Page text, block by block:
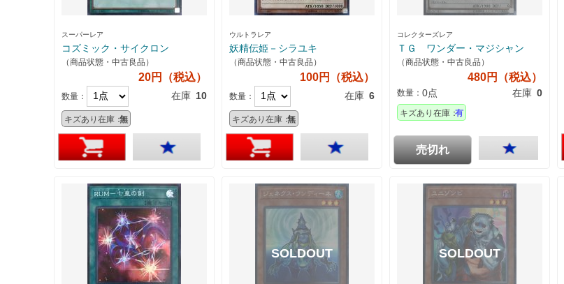
スーパーレア
コズミック・サイクロン
（商品状態・中古良品）
20円（税込）
数量： 在庫 10
キズあり在庫：無
ウルトラレア
妖精伝姫－シラユキ
（商品状態・中古良品）
100円（税込）
数量： 在庫 6
キズあり在庫：無
コレクターズレア
ＴＧ ワンダー・マジシャン
（商品状態・中古良品）
480円（税込）
数量： 0点 在庫 0
キズあり在庫：有
売切れ